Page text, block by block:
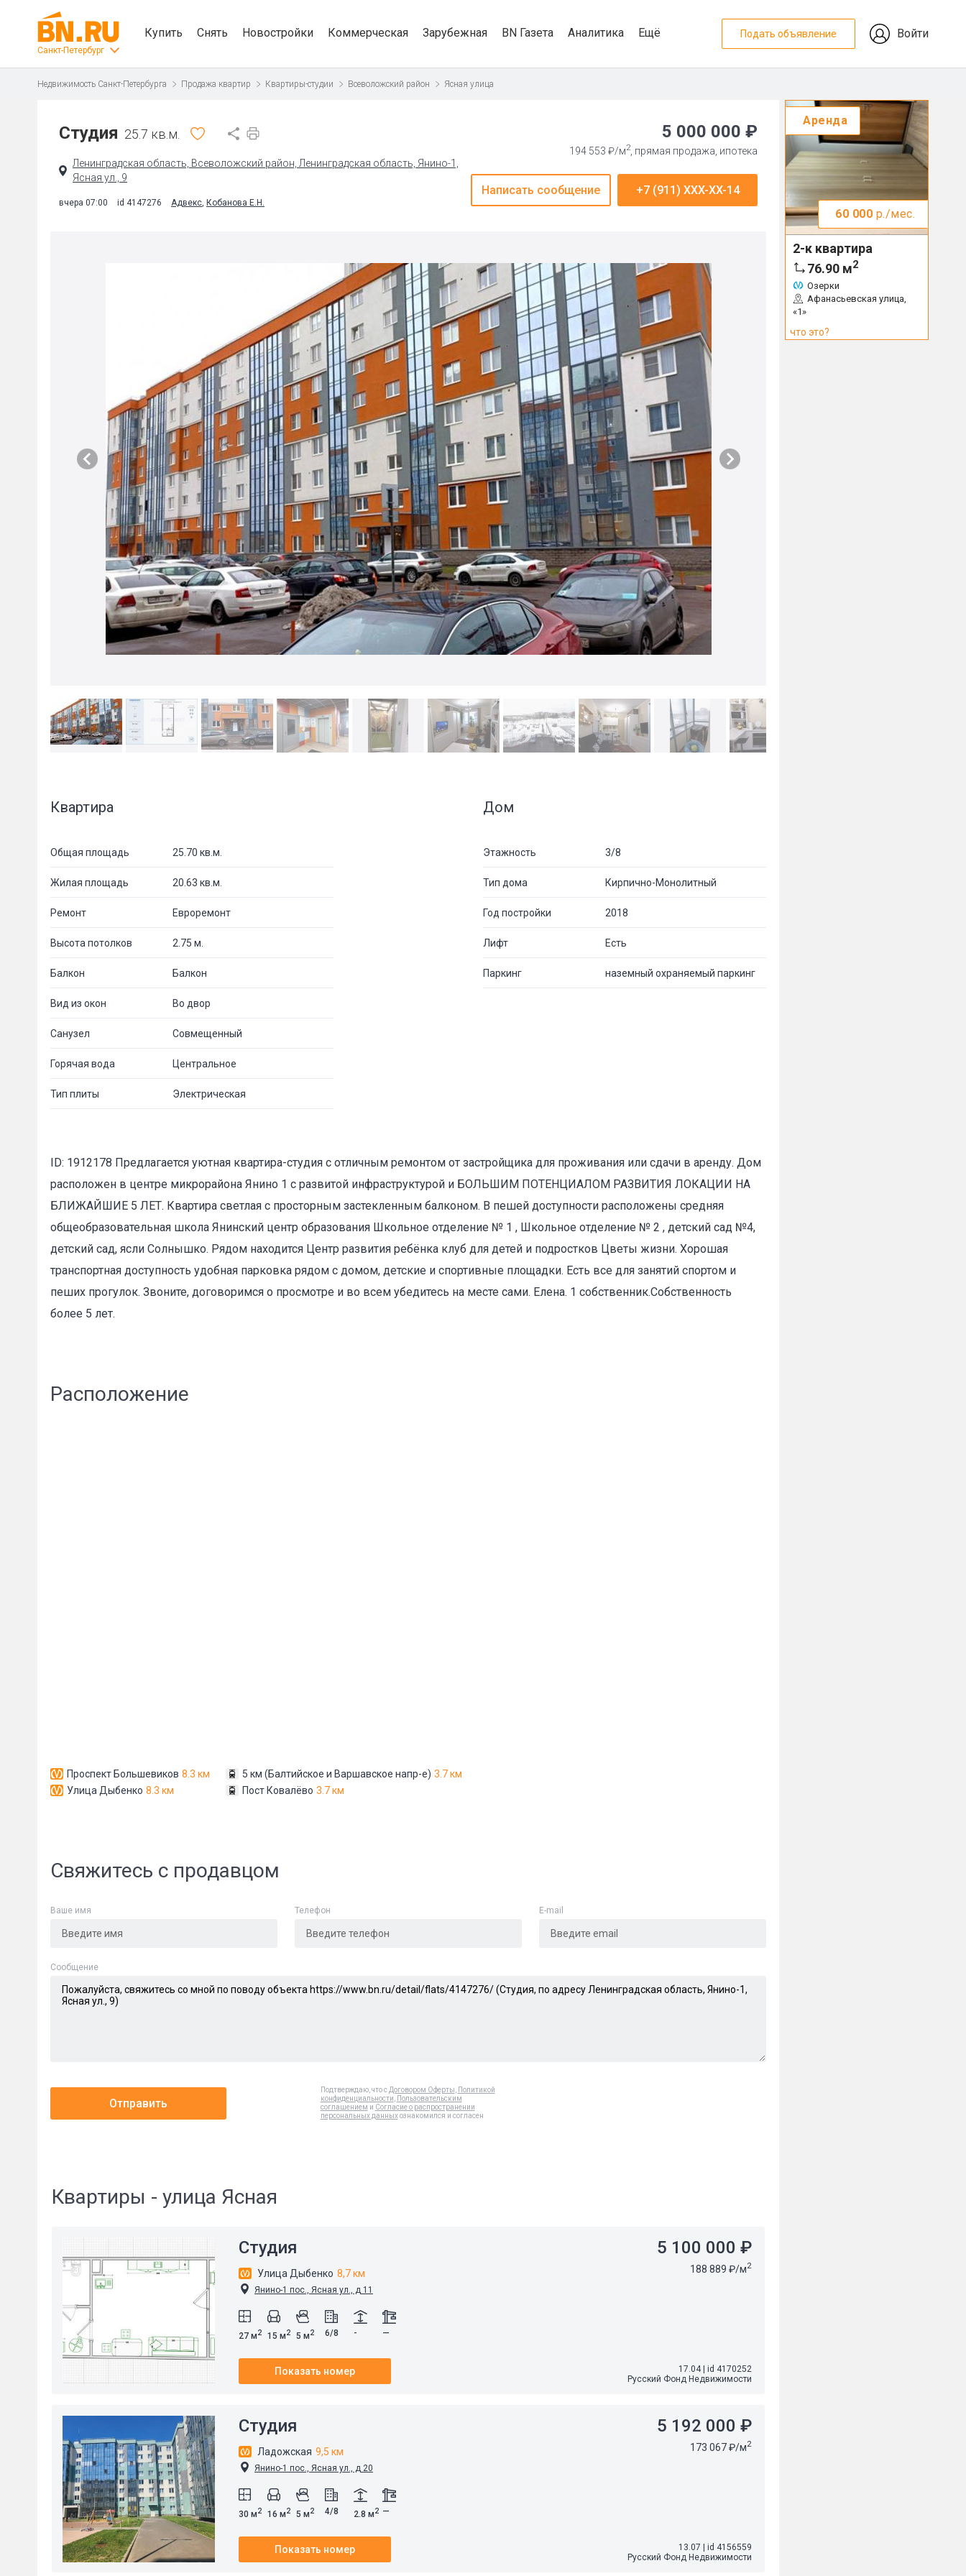
Санкт-Петербург
Купить Снять Новостройки Коммерческая Зарубежная BN Газета Аналитика Ещё Подать объявление Войти
Недвижимость Санкт-Петербурга Продажа квартир Квартиры-студии Всеволожский район Ясная улица
Студия 25.7 кв.м.
Ленинградская область, Всеволожский район, Ленинградская область, Янино-1,
Ясная ул., 9
вчера 07:00 id 4147276 Адвекс, Кобанова Е.Н.
5 000 000 ₽
194 553 ₽/м2, прямая продажа, ипотека
Написать сообщение +7 (911) XXX-XX-14
Квартира
Общая площадь 25.70 кв.м.
Жилая площадь 20.63 кв.м.
Ремонт Евроремонт
Высота потолков 2.75 м.
Балкон Балкон
Вид из окон Во двор
Санузел Совмещенный
Горячая вода Центральное
Тип плиты Электрическая
Дом
Этажность 3/8
Тип дома Кирпично-Монолитный
Год постройки 2018
Лифт Есть
Паркинг наземный охраняемый паркинг
ID: 1912178 Предлагается уютная квартира-студия с отличным ремонтом от застройщика для проживания или сдачи в аренду. Дом
расположен в центре микрорайона Янино 1 с развитой инфраструктурой и БОЛЬШИМ ПОТЕНЦИАЛОМ РАЗВИТИЯ ЛОКАЦИИ НА
БЛИЖАЙШИЕ 5 ЛЕТ. Квартира светлая с просторным застекленным балконом. В пешей доступности расположены средняя
общеобразовательная школа Янинский центр образования Школьное отделение № 1 , Школьное отделение № 2 , детский сад №4,
детский сад, ясли Солнышко. Рядом находится Центр развития ребёнка клуб для детей и подростков Цветы жизни. Хорошая
транспортная доступность удобная парковка рядом с домом, детские и спортивные площадки. Есть все для занятий спортом и
пеших прогулок. Звоните, договоримся о просмотре и во всем убедитесь на месте сами. Елена. 1 собственник.Собственность
более 5 лет.
Расположение
Проспект Большевиков 8.3 км
Улица Дыбенко 8.3 км
5 км (Балтийское и Варшавское напр-е) 3.7 км
Пост Ковалёво 3.7 км
Свяжитесь с продавцом
Ваше имя Телефон E-mail
Cообщение
Отправить
Подтверждаю, что с Договором Оферты
Политикой
конфиденциальности
Пользовательским
соглашением и Согласие о распространении
персональных данныхознакомился и согласен
Квартиры - улица Ясная
Студия
Улица Дыбенко 8,7 км
Янино-1 пос., Ясная ул., д 11
27 м2 15 м2 5 м2 6/8 - —
5 100 000 ₽
188 889 ₽/м2
Показать номер 17.04| id 4170252
Русский Фонд Недвижимости
Студия
Ладожская 9,5 км
Янино-1 пос., Ясная ул., д 20
30 м2 16 м2 5 м2 4/8 2.8 м2 —
5 192 000 ₽
173 067 ₽/м2
Показать номер 13.07
id 4156559
Русский Фонд Недвижимости
Аренда
60 000 р./мес.
2-к квартира
76.90 м2
Озерки
Афанасьевская улица,
«1»
что это?